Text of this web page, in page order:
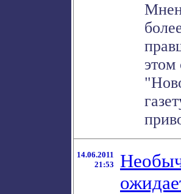
14.06.2011
21:53